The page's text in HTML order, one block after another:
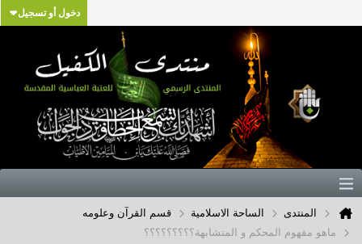
دخول أو تسجيل
المنتدى الساحة الاسلامية
قسم القرآن وعلومه
ماهو مفهوم المحكم و المتشابهة؟؟؟؟؟؟؟؟؟